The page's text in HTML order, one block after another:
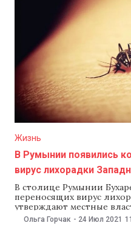
Жизнь
В Румынии появились
вирус лихорадки
В столице Румынии
переносящих вирус
утверждают местные
людей пока не было. Об
digi24.ro. Ловушки для
Ольга Горчак - 24 Июл 2021